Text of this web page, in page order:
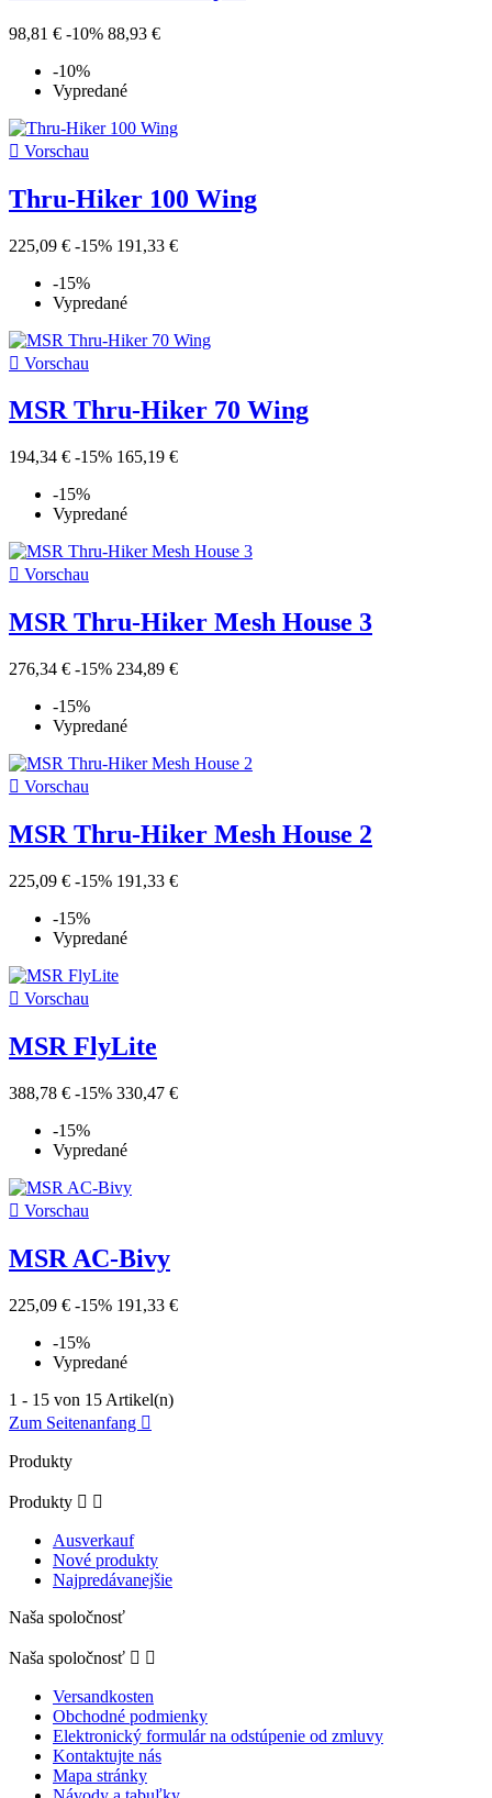
98,81 € -10% 88,93 €
-10%
Vypredané
 Vorschau
Thru-Hiker 100 Wing
225,09 € -15% 191,33 €
-15%
Vypredané
 Vorschau
MSR Thru-Hiker 70 Wing
194,34 € -15% 165,19 €
-15%
Vypredané
 Vorschau
MSR Thru-Hiker Mesh House 3
276,34 € -15% 234,89 €
-15%
Vypredané
 Vorschau
MSR Thru-Hiker Mesh House 2
225,09 € -15% 191,33 €
-15%
Vypredané
 Vorschau
MSR FlyLite
388,78 € -15% 330,47 €
-15%
Vypredané
 Vorschau
MSR AC-Bivy
225,09 € -15% 191,33 €
-15%
Vypredané
1 - 15 von 15 Artikel(n)
Zum Seitenanfang 
Produkty
Produkty  
Ausverkauf
Nové produkty
Najpredávanejšie
Naša spoločnosť
Naša spoločnosť  
Versandkosten
Obchodné podmienky
Elektronický formulár na odstúpenie od zmluvy
Kontaktujte nás
Mapa stránky